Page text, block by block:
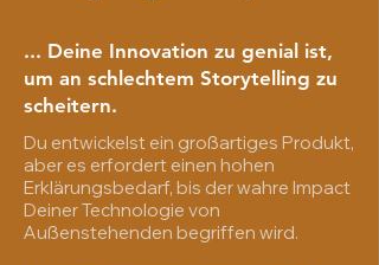
... Deine Innovation zu genial ist,
um an schlechtem Storytelling zu
scheitern.
Du entwickelst ein großartiges Produkt,
aber es erfordert einen hohen
Erklärungsbedarf, bis der wahre Impact
Deiner Technologie von
Außenstehenden begriffen wird.